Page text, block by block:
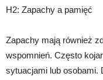
H2: Zapachy a pamięć
Zapachy mają również
wspomnień. Często
sytuacjami lub osobami.